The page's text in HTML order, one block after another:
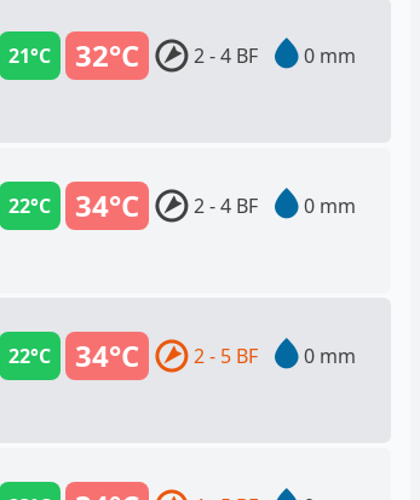
32°C
21°C 2 - 4 BF 0 mm
34°C
22°C 2 - 4 BF 0 mm
34°C
22°C 2 - 5 BF 0 mm